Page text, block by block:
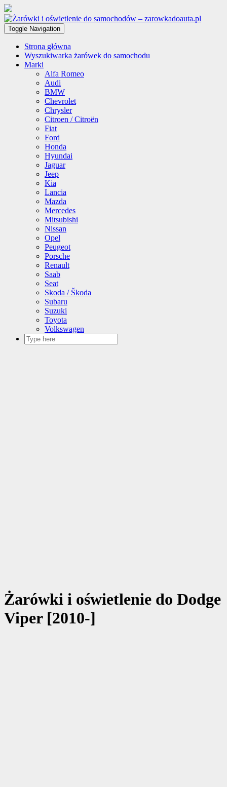
Toggle Navigation
Strona główna
Wyszukiwarka żarówek do samochodu
Marki
Alfa Romeo
Audi
BMW
Chevrolet
Chrysler
Citroen / Citroën
Fiat
Ford
Honda
Hyundai
Jaguar
Jeep
Kia
Lancia
Mazda
Mercedes
Mitsubishi
Nissan
Opel
Peugeot
Porsche
Renault
Saab
Seat
Skoda / Škoda
Subaru
Suzuki
Toyota
Volkswagen
Żarówki i oświetlenie do Dodge
Viper [2010-]